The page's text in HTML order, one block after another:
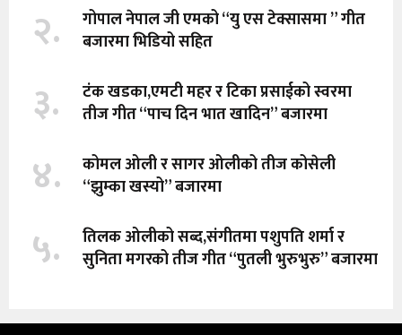
२.
गोपाल नेपाल जी एमको “यु एस टेक्सासमा ” गीत
बजारमा भिडियो सहित
३.
टंक खडका,एमटी महर र टिका प्रसाईको स्वरमा
तीज गीत “पाच दिन भात खादिन” बजारमा
४.
कोमल ओली र सागर ओलीको तीज कोसेली
“झुम्का खस्यो” बजारमा
५.
तिलक ओलीको सब्द,संगीतमा पशुपति शर्मा र
सुनिता मगरको तीज गीत “पुतली भुरुभुरु” बजारमा